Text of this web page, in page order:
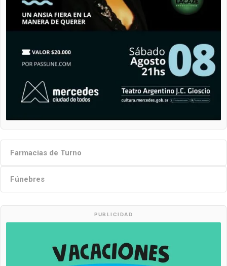
Farmacias de Turno
Fúnebres
PUBLICIDAD